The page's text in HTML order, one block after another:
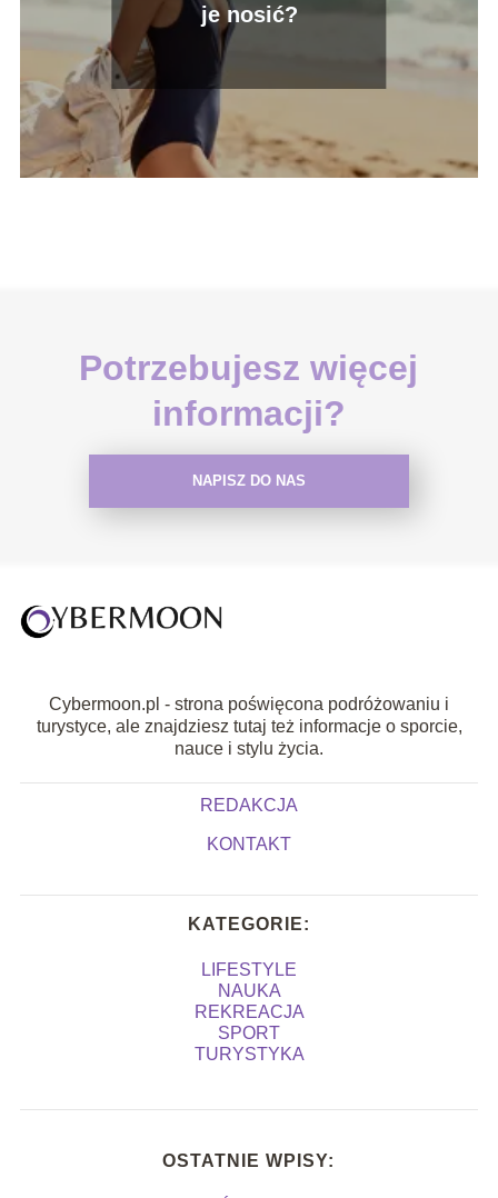
je nosić?
Potrzebujesz więcej
informacji?
NAPISZ DO NAS
Cybermoon.pl - strona poświęcona podróżowaniu i
turystyce, ale znajdziesz tutaj też informacje o sporcie,
nauce i stylu życia.
REDAKCJA
KONTAKT
KATEGORIE:
LIFESTYLE
NAUKA
REKREACJA
SPORT
TURYSTYKA
OSTATNIE WPISY: